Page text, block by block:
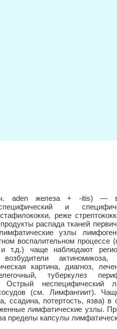
aden железа + -itis) —
и
реже
распада тканей
узлы
воспалительном процессе
и т.д.) чаще наблюдают
актиномикоза,
картина, диагноз,
туберкулез
неспецифический
(см. Лимфангиит).
ссадина, потертость, язва) в
лимфатические узлы.
пределы капсулы